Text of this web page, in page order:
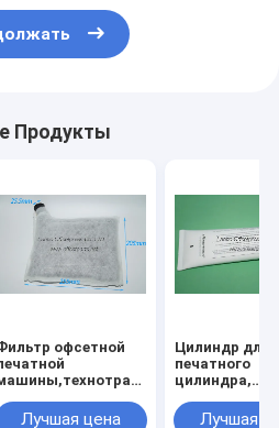
Продукты
офсетной
Лучшая цена
Цилиндр для
печатного
цилиндра,
передачи,
Лучшая